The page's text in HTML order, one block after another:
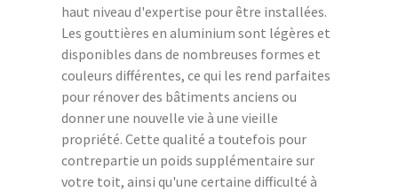
haut niveau d'expertise pour être installées.
Les gouttières en aluminium sont légères et
disponibles dans de nombreuses formes et
couleurs différentes, ce qui les rend parfaites
pour rénover des bâtiments anciens ou
donner une nouvelle vie à une vieille
propriété. Cette qualité a toutefois pour
contrepartie un poids supplémentaire sur
votre toit, ainsi qu'une certaine difficulté à